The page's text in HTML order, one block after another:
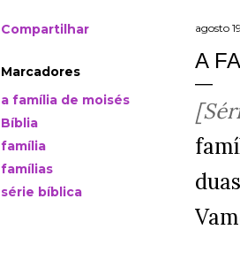
Compartilhar
Marcadores
a família de moisés
Bíblia
família
famílias
série bíblica
agosto
A